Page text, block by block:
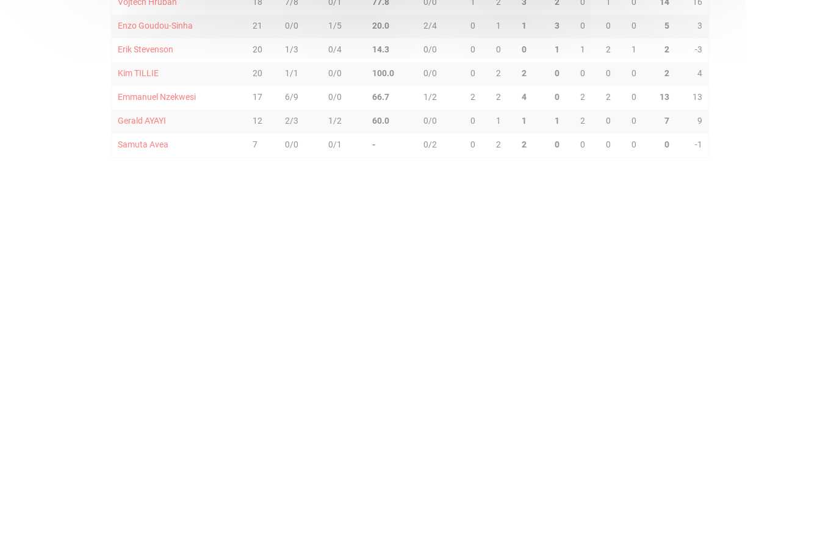
Enzo Goudou-Sinha 21 0/0 1/5 20.0 2/4 0 1 1 3 0 0 0 5 3
Erik Stevenson 20 1/3 0/4 14.3 0/0 0 0 0 1 1 2 1 2 -3
Kim TILLIE 20 1/1 0/0 100.0 0/0 0 2 2 0 0 0 0 2 4
Emmanuel Nzekwesi 17 6/9 0/0 66.7 1/2 2 2 4 0 2 2 0 13 13
Gerald AYAYI 12 2/3 1/2 60.0 0/0 0 1 1 1 2 0 0 7 9
Samuta Avea 7 0/0 0/1 - 0/2 0 2 2 0 0 0 0 0 -1